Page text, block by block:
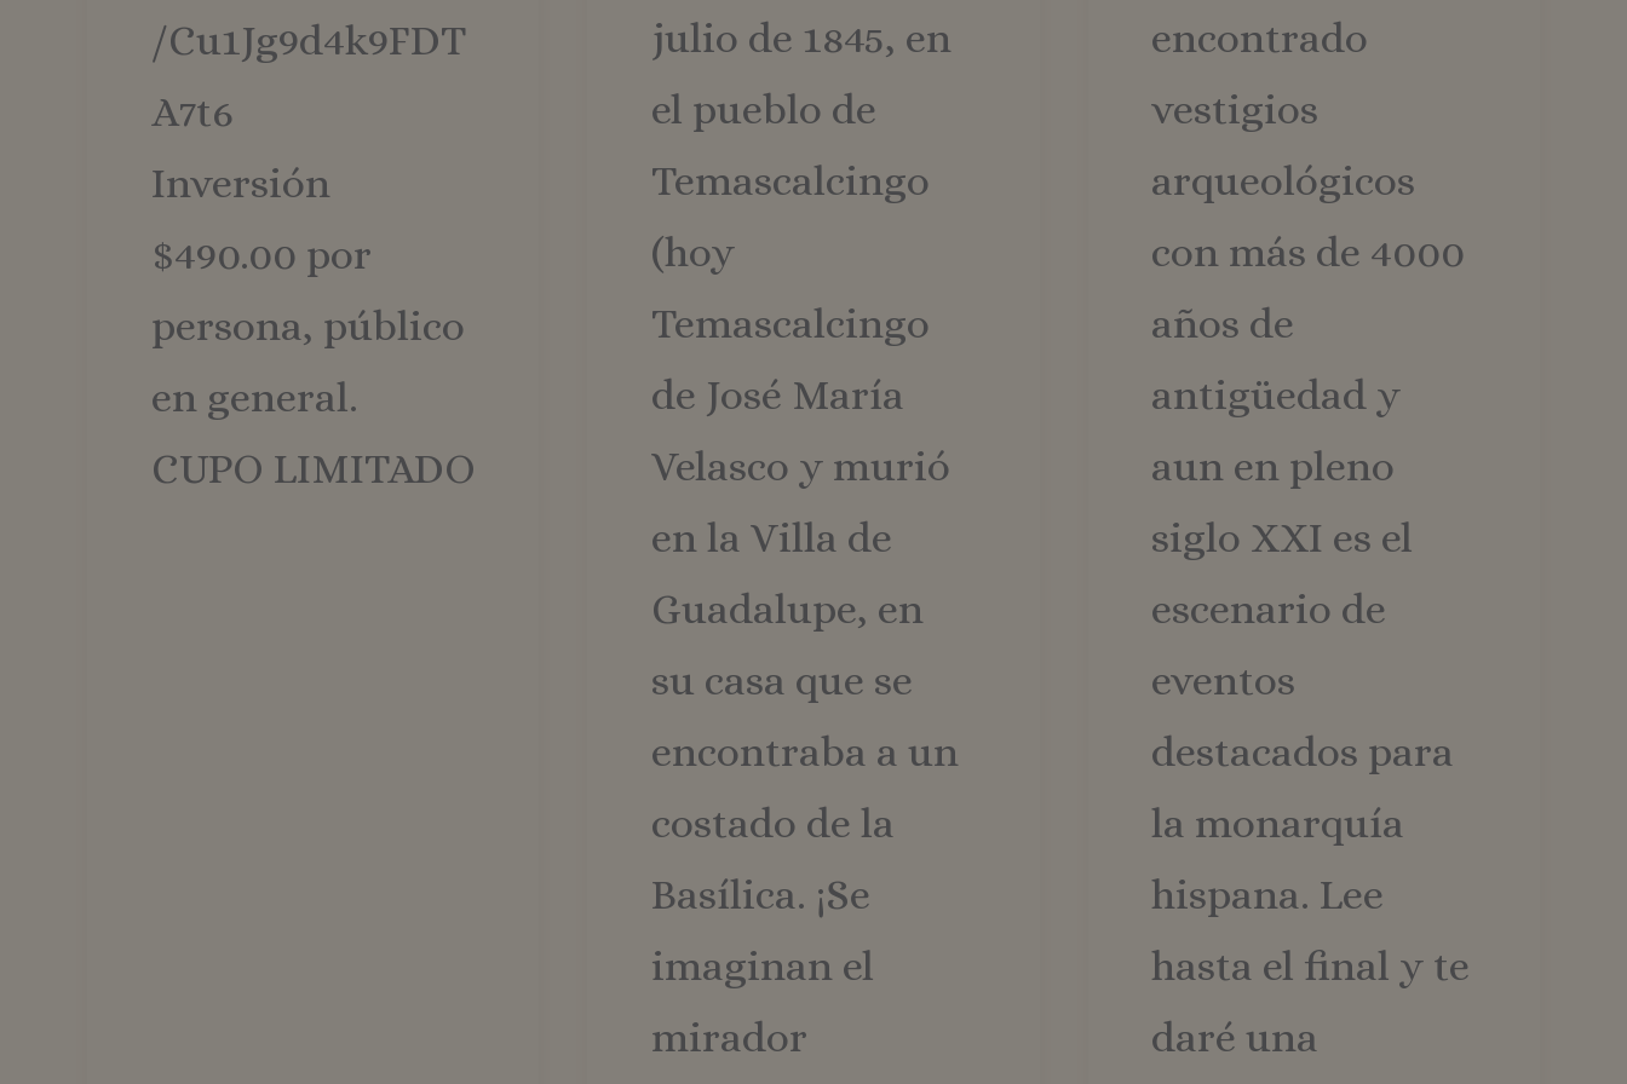
/Cu1Jg9d4k9FDT
A7t6
Inversión
$490.00 por
persona, público
en general.
CUPO LIMITADO
julio de 1845, en
el pueblo de
Temascalcingo
(hoy
Temascalcingo
de José María
Velasco y murió
en la Villa de
Guadalupe, en
su casa que se
encontraba a un
costado de la
Basílica. ¡Se
imaginan el
mirador
encontrado
vestigios
arqueológicos
con más de 4000
años de
antigüedad y
aun en pleno
siglo XXI es el
escenario de
eventos
destacados para
la monarquía
hispana. Lee
hasta el final y te
daré una
sesión.